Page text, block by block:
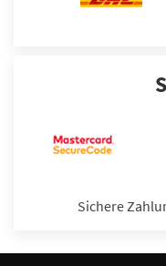
Sichere